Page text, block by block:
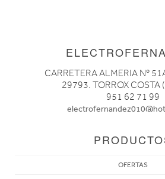
CARRETERA ALMERIA Nº
29793. TORROX COSTA
951 62 71 99
OFERTAS